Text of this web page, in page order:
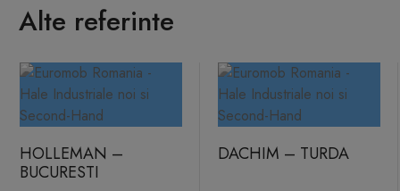
Alte referinte
HOLLEMAN –
BUCURESTI
DACHIM – TURDA